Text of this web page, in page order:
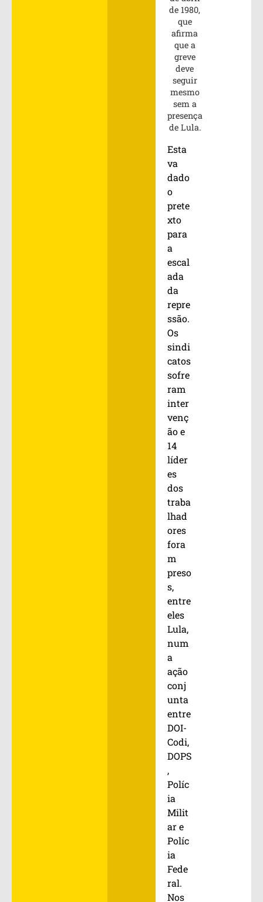
de 1980,
que
afirma
que a
greve
deve
seguir
mesmo
sem a
presença
de Lula.
Esta
va
dado
o
prete
xto
para
a
escal
ada
da
repre
ssão.
Os
sindi
catos
sofre
ram
inter
venç
ão e
14
líder
es
dos
traba
lhad
ores
fora
m
preso
s,
entre
eles
Lula,
num
a
ação
conj
unta
entre
DOI-
Codi,
DOPS
,
Políc
ia
Milit
ar e
Políc
ia
Fede
ral.
Nos